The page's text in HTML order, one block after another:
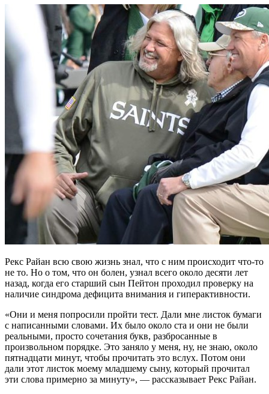
Рекс Райан всю свою жизнь знал, что с ним происходит что-то
не то. Но о том, что он болен, узнал всего около десяти лет
назад, когда его старший сын Пейтон проходил проверку на
наличие синдрома дефицита внимания и гиперактивности.
«Они и меня попросили пройти тест. Дали мне листок бумаги
с написанными словами. Их было около ста и они не были
реальными, просто сочетания букв, разбросанные в
произвольном порядке. Это заняло у меня, ну, не знаю, около
пятнадцати минут, чтобы прочитать это вслух. Потом они
дали этот листок моему младшему сыну, который прочитал
эти слова примерно за минуту», — рассказывает Рекс Райан.